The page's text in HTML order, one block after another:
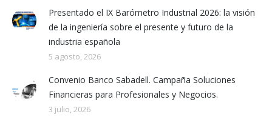
Presentado el IX Barómetro Industrial 2026: la visión
de la ingeniería sobre el presente y futuro de la
industria española
5 agosto, 2026
Convenio Banco Sabadell. Campaña Soluciones
Financieras para Profesionales y Negocios.
3 julio, 2026